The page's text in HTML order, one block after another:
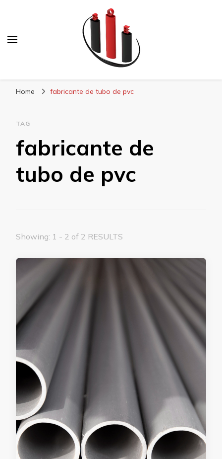
Home fabricante de tubo de pvc
TAG
fabricante de
tubo de pvc
Showing: 1 - 2 of 2 RESULTS